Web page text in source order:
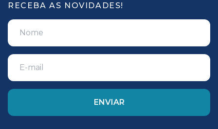
RECEBA AS NOVIDADES!